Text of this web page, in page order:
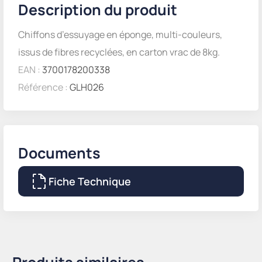
Description du produit
Chiffons d’essuyage en éponge, multi-couleurs,
issus de fibres recyclées, en carton vrac de 8kg.
EAN : 3700178200338
Référence : GLH026
Documents
Fiche Technique